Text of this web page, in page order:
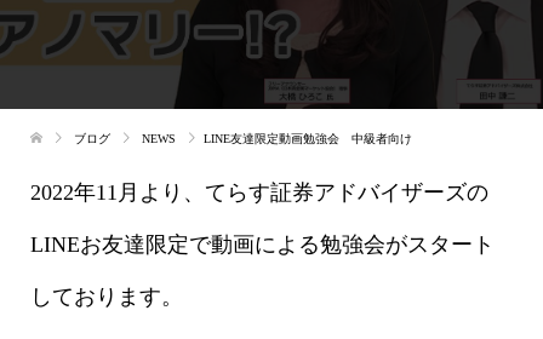
ブログ NEWS LINE友達限定動画勉強会 中級者向け
2022年11月より、てらす証券アドバイザーズの
LINEお友達限定で動画による勉強会がスタート
しております。